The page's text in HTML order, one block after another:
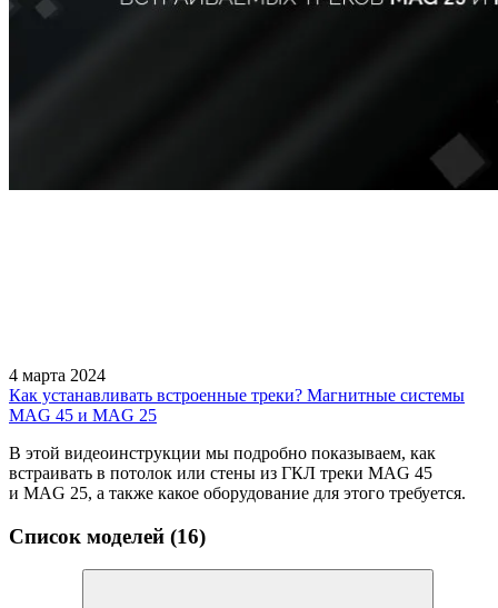
4 марта 2024
Как устанавливать встроенные треки? Магнитные системы
MAG 45 и MAG 25
В этой видеоинструкции мы подробно показываем, как
встраивать в потолок или стены из ГКЛ треки MAG 45
и MAG 25, а также какое оборудование для этого требуется.
Список моделей (16)